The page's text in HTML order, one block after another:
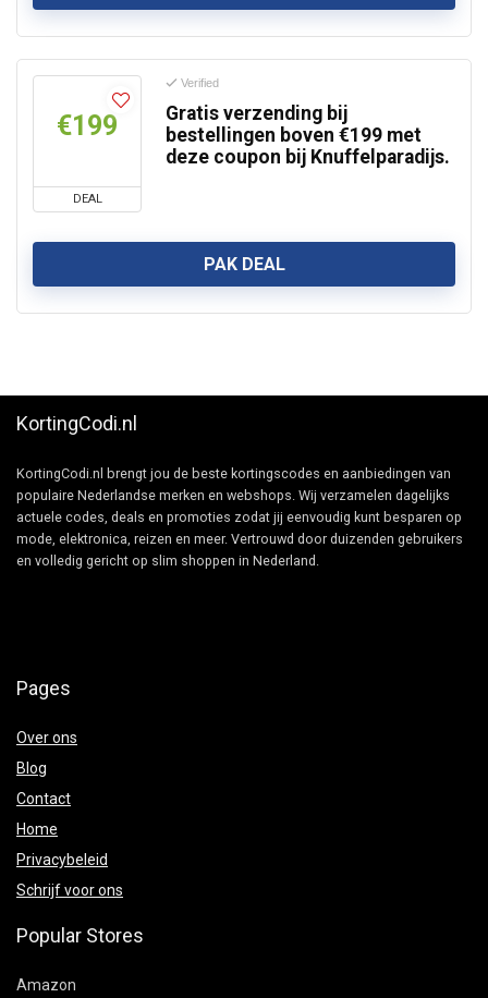
€199
DEAL
Verified
Gratis verzending bij
bestellingen boven €199 met
deze coupon bij Knuffelparadijs.
PAK DEAL
KortingCodi.nl
KortingCodi.nl brengt jou de beste kortingscodes en aanbiedingen van
populaire Nederlandse merken en webshops. Wij verzamelen dagelijks
actuele codes, deals en promoties zodat jij eenvoudig kunt besparen op
mode, elektronica, reizen en meer. Vertrouwd door duizenden gebruikers
en volledig gericht op slim shoppen in Nederland.
Pages
Over ons
Blog
Contact
Home
Privacybeleid
Schrijf voor ons
Popular Stores
Amazon